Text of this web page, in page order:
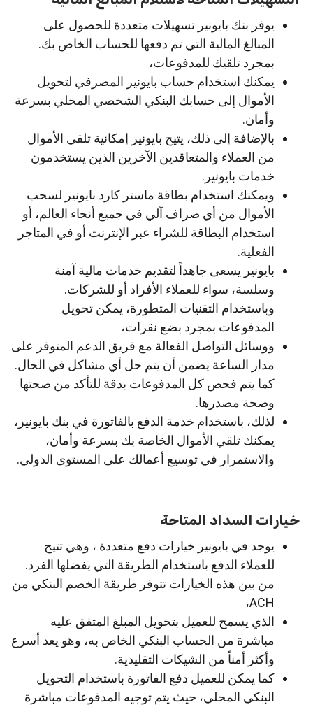
يوفر بنك بايونير تسهيلات متعددة للحصول على
المبالغ المالية التي تم دفعها للحساب الخاص بك.
بمجرد تلقيك للمدفوعات،
يمكنك استخدام حساب بايونير المصرفي لتحويل
الأموال إلى حسابك البنكي الشخصي المحلي بسرعة
وأمان.
بالإضافة إلى ذلك، يتيح بايونير إمكانية تلقي الأموال
من العملاء والمتعاقدين الآخرين الذين يستخدمون
خدمات بايونير.
ويمكنك استخدام بطاقة ماستر كارد بايونير لسحب
الأموال من أي صراف آلي في جميع أنحاء العالم، أو
استخدام البطاقة للشراء عبر الإنترنت أو في المتاجر
الفعلية.
بايونير يسعى جاهداً لتقديم خدمات مالية آمنة
وسلسة، سواء للعملاء الأفراد أو للشركات.
وباستخدام التقنيات المتطورة، يمكن تحويل
المدفوعات بمجرد بضع نقرات،
ووسائل التواصل الفعالة مع فريق الدعم المتوفر على
مدار الساعة يضمن أن يتم حل أي مشاكل في الحال.
كما يتم فحص كل المدفوعات بدقة للتأكد من صحتها
وصحة مصدرها.
لذلك، باستخدام خدمة الدفع بالفاتورة في بنك بايونير،
يمكنك تلقي الأموال الخاصة بك بسرعة وأمان،
والاستمرار في توسيع أعمالك على المستوى الدولي.
خيارات السداد المتاحة
يوجد في بايونير خيارات دفع متعددة ، وهي تتيح
للعملاء الدفع باستخدام الطريقة التي يفضلها الفرد.
من بين هذه الخيارات تتوفر طريقة الخصم البنكي من
ACH،
الذي يسمح للعميل بتحويل المبلغ المتفق عليه
مباشرة من الحساب البنكي الخاص به، وهو يعد أسرع
وأكثر أمناً من الشيكات التقليدية.
كما يمكن للعميل دفع الفاتورة باستخدام التحويل
البنكي المحلي، حيث يتم توجيه المدفوعات مباشرة